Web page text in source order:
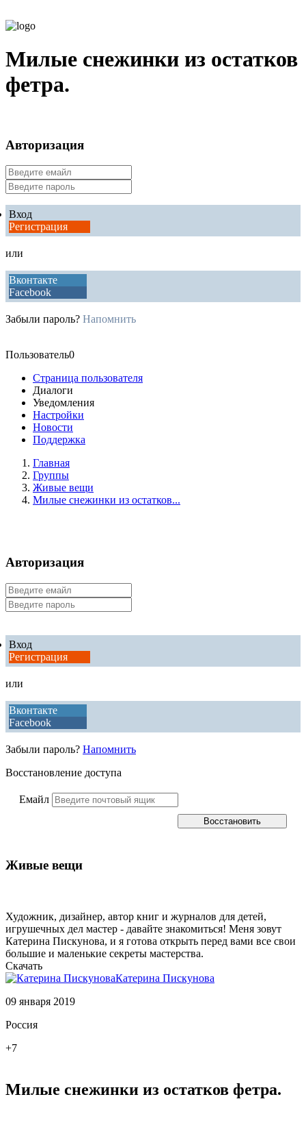
Милые снежинки из остатков
фетра.
Авторизация
Вход
Регистрация
или
Вконтакте
Facebook
Забыли пароль? Напомнить
Пользователь0
Страница пользователя
Диалоги
Уведомления
Настройки
Новости
Поддержка
Главная
Группы
Живые вещи
Милые снежинки из остатков...
Авторизация
Вход
Регистрация
или
Вконтакте
Facebook
Забыли пароль? Напомнить
Восстановление доступа
Емайл
Живые вещи
Художник, дизайнер, автор книг и журналов для детей,
игрушечных дел мастер - давайте знакомиться! Меня зовут
Катерина Пискунова, и я готова открыть перед вами все свои
большие и маленькие секреты мастерства.
Скачать
Катерина Пискунова
09 января 2019
Россия
+7
Милые снежинки из остатков фетра.